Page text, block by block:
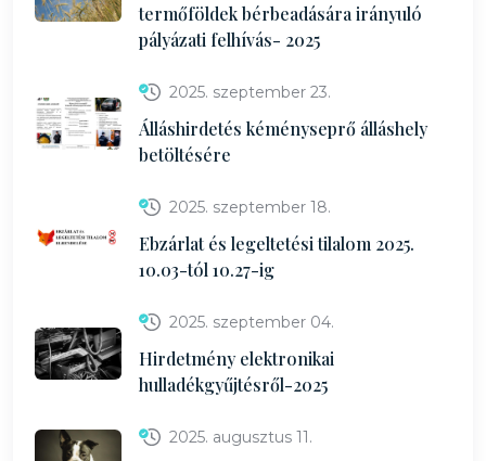
termőföldek bérbeadására irányuló
pályázati felhívás- 2025
2025. szeptember 23.
Álláshirdetés kéményseprő álláshely
betöltésére
2025. szeptember 18.
Ebzárlat és legeltetési tilalom 2025.
10.03-tól 10.27-ig
2025. szeptember 04.
Hirdetmény elektronikai
hulladékgyűjtésről-2025
2025. augusztus 11.